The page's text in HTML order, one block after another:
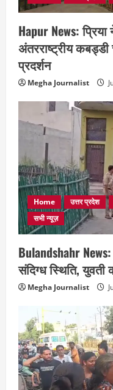
Hapur News:
अंतरराष्ट्रीय कबड्डी
प्रदर्शन
Megha Journalist
Home उत्तर प्रदेश
सभी न्यूज़
Bulandshahr
संदिग्ध स्थिति,
Megha Journalist